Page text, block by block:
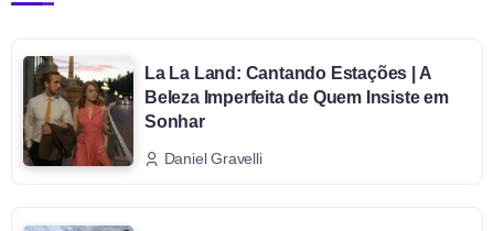
La La Land: Cantando Estações | A
Beleza Imperfeita de Quem Insiste em
Sonhar
Daniel Gravelli